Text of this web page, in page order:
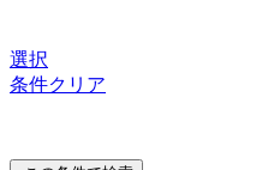
選択
条件クリア